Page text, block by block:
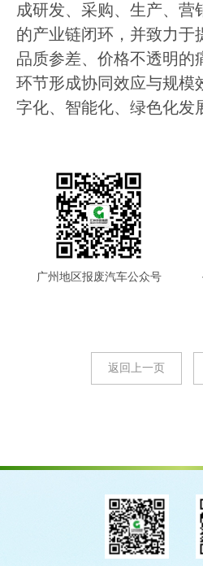
成研发、采购、生产、营
的产业链闭环，并致力于
品质参差、价格不透明的
环节形成协同效应与规模
字化、智能化、绿色化发
广州地区报废汽车公众号
返回上一页